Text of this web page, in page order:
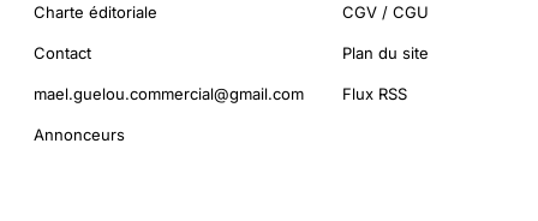
Charte éditoriale
Contact
mael.guelou.commercial@gmail.com
Annonceurs
CGV / CGU
Plan du site
Flux RSS